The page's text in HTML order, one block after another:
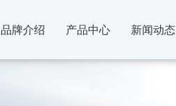
品牌介绍 产品中心 新闻动态